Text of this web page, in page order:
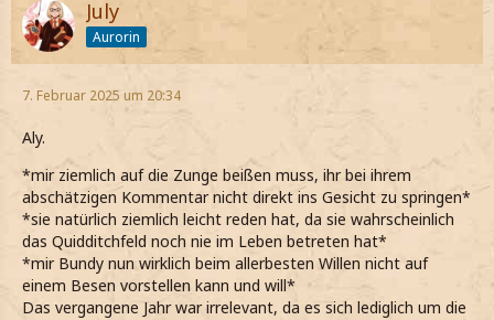
July
Aurorin
7. Februar 2025 um 20:34
Aly.
*mir ziemlich auf die Zunge beißen muss, ihr bei ihrem
abschätzigen Kommentar nicht direkt ins Gesicht zu springen*
*sie natürlich ziemlich leicht reden hat, da sie wahrscheinlich
das Quidditchfeld noch nie im Leben betreten hat*
*mir Bundy nun wirklich beim allerbesten Willen nicht auf
einem Besen vorstellen kann und will*
Das vergangene Jahr war irrelevant, da es sich lediglich um die